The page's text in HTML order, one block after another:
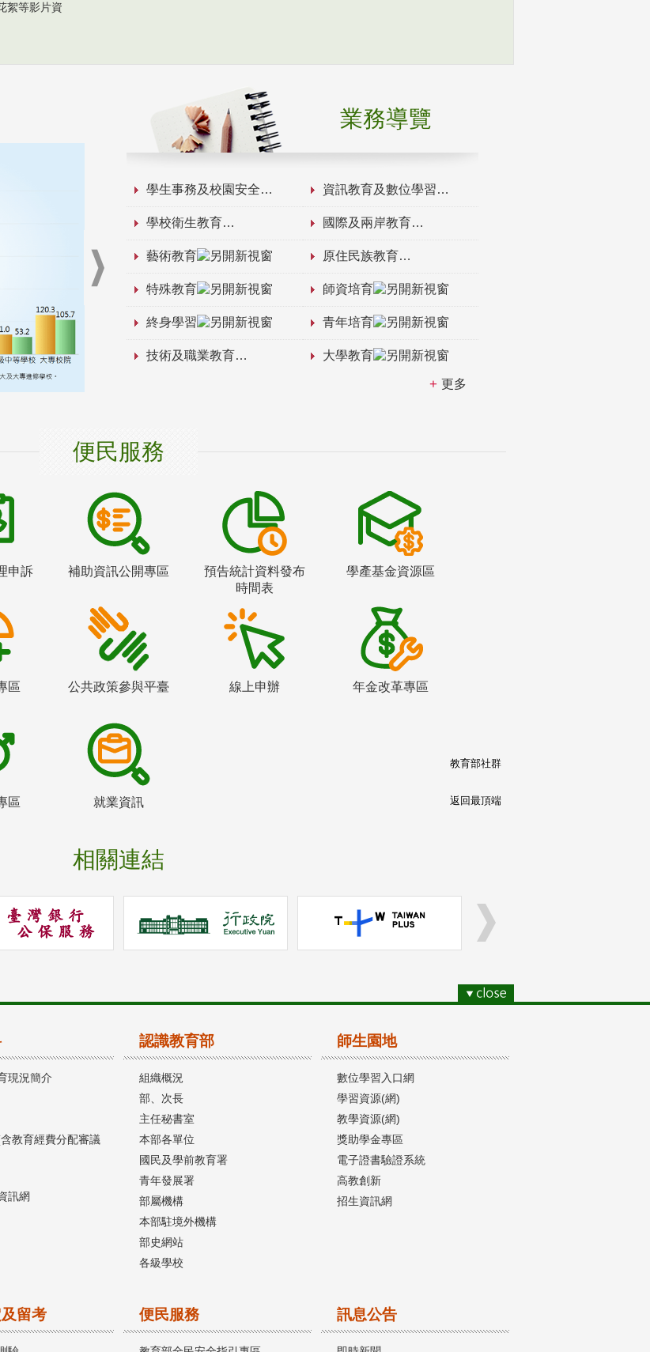
絮等影片資
業務導覽
學生事務及校園安全 資訊教育及數位學習
學校衛生教育 國際及兩岸教育
藝術教育 原住民族教育
特殊教育 師資培育
終身學習 青年培育
技術及職業教育 大學教育
更多
便民服務
申訴 補助資訊公開專區
預告統計資料發布
時間表
學產基金資源區
區 公共政策參與平臺 線上申辦 年金改革專區
區 就業資訊
相關連結
教育部社群
返回最頂端
現況簡介
教育經費分配審議
訊網
認識教育部
組織概況
部、次長
主任秘書室
本部各單位
國民及學前教育署
青年發展署
部屬機構
本部駐境外機構
部史網站
各級學校
師生園地
數位學習入口網
學習資源(網)
教學資源(網)
獎助學金專區
電子證書驗證系統
高教創新
招生資訊網
留考 便民服務 訊息公告